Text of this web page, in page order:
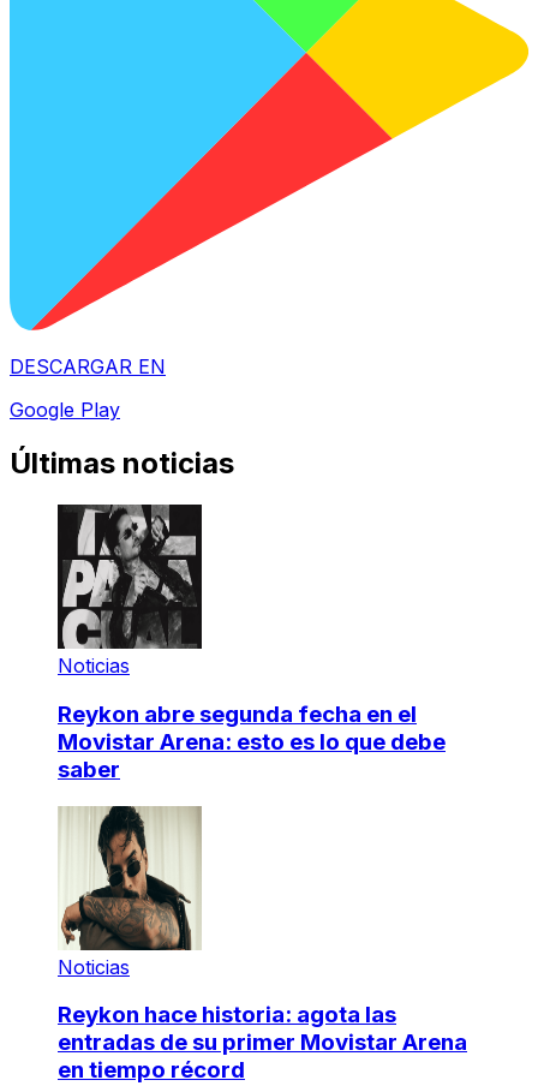
DESCARGAR EN
Google Play
Últimas noticias
Noticias
Reykon abre segunda fecha en el
Movistar Arena: esto es lo que debe
saber
Noticias
Reykon hace historia: agota las
entradas de su primer Movistar Arena
en tiempo récord